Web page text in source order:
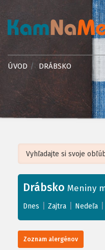
ÚVOD DRÁBSKO
+
−
Leaflet| ©OpenStreetMap, Tiles
Drábsko Meniny
Dnes Zajtra Nedeľa
Zoznam alergénov